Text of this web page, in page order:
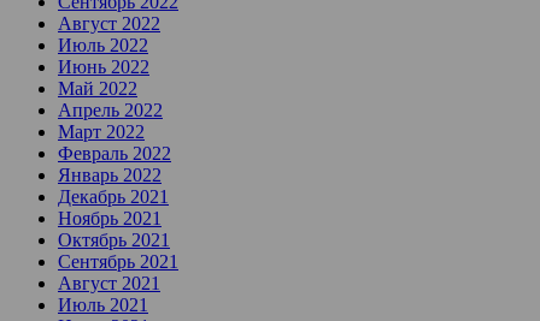
Август 2022
Июль 2022
Июнь 2022
Май 2022
Апрель 2022
Март 2022
Февраль 2022
Январь 2022
Декабрь 2021
Ноябрь 2021
Октябрь 2021
Сентябрь 2021
Август 2021
Июль 2021